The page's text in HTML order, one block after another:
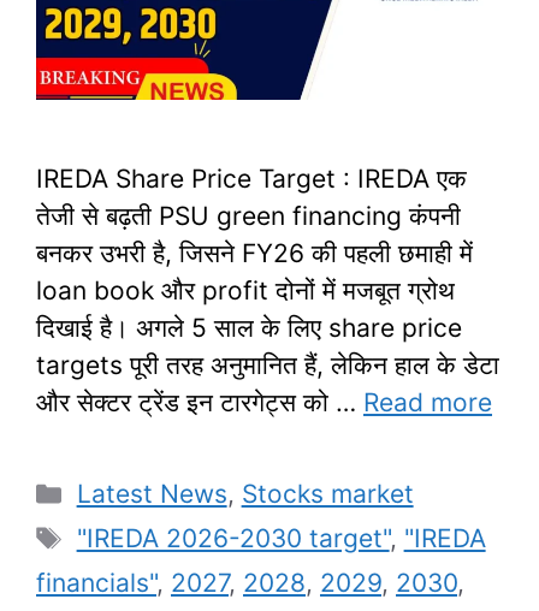
IREDA Share Price Target : IREDA एक
तेजी से बढ़ती PSU green financing कंपनी
बनकर उभरी है, जिसने FY26 की पहली छमाही में
loan book और profit दोनों में मजबूत ग्रोथ
दिखाई है। अगले 5 साल के लिए share price
targets पूरी तरह अनुमानित हैं, लेकिन हाल के डेटा
और सेक्टर ट्रेंड इन टारगेट्स को … Read more
Categories
Latest News, Stocks market
Tags
"IREDA 2026-2030 target", "IREDA
financials", 2027, 2028, 2029, 2030,